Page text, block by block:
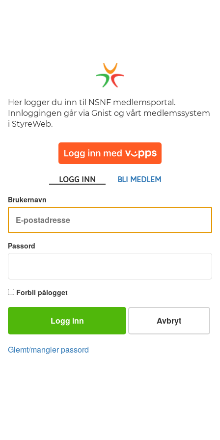
Her logger du inn til NSNF medlemsportal.
Innloggingen går via Gnist og vårt medlemssystem
i StyreWeb.
LOGG INN BLI MEDLEM
Brukernavn
Passord
Forbli pålogget
Logg inn Avbryt
Glemt/mangler passord